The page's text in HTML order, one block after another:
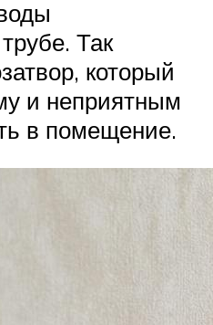
Так
который
и неприятным
в помещение.